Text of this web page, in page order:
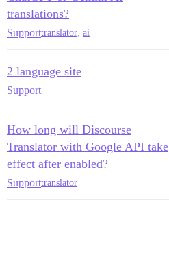
translations?
Supporttranslator, ai
2 language site
Support
How long will Discourse
Translator with Google API take
effect after enabled?
Supporttranslator